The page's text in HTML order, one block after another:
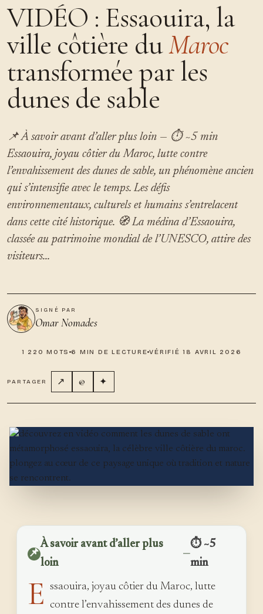
VIDÉO : Essaouira, la
ville côtière duMaroc
transformée par les
dunes de sable
📌 À savoir avant d’aller plus loin — ⏱ ~5 min
Essaouira, joyau côtier du Maroc, lutte contre
l’envahissement des dunes de sable, un phénomène ancien
qui s’intensifie avec le temps. Les défis
environnementaux, culturels et humains s’entrelacent
dans cette cité historique. 🧭 La médina d’Essaouira,
classée au patrimoine mondial de l’UNESCO, attire des
visiteurs...
SIGNÉ PAR
Omar Nomades
1 220 MOTS 6 MIN DE LECTURE VÉRIFIÉ 18 AVRIL 2026
PARTAGER ↗ @ ✦
📌
À savoir avant d’aller plus
loin
—
⏱ ~5
min
E ssaouira, joyau côtier du Maroc, lutte
contre l’envahissement des dunes de